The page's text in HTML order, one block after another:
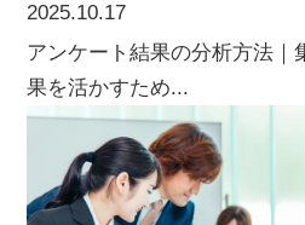
2025.10.17
アンケート結果の分析方法｜
果を活かすため...